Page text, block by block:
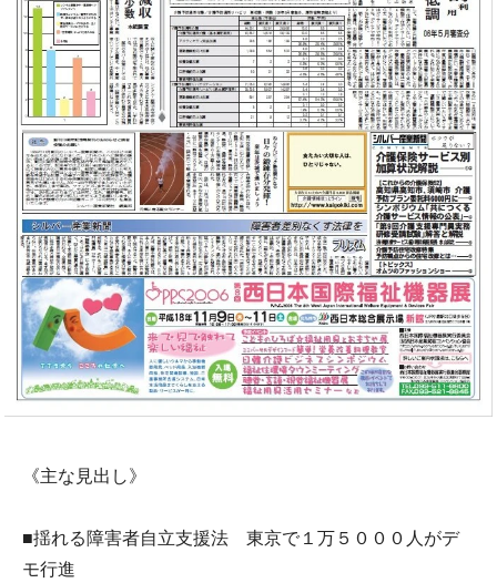
《主な見出し》
■揺れる障害者自立支援法 東京で１万５０００人がデ
モ行進